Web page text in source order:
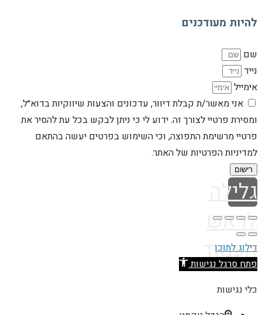
להיות מעודכנים
שם
נייד
אימייל
אני מאשר/ת קבלת דיוור, עדכונים והצעות שיווקיות בדוא״ל,
ומסירת פרטיי לצורך זה. ידוע לי כי ניתן לבקש בכל עת להסיר את
פרטיי מרשימת התפוצה, וכי השימוש בפרטים יעשה בהתאם
למדיניות הפרטיות של האתר.
רישום
גלילה
לראש
העמוד
דילוג לתוכן
פתח סרגל נגישות
כלי נגישות